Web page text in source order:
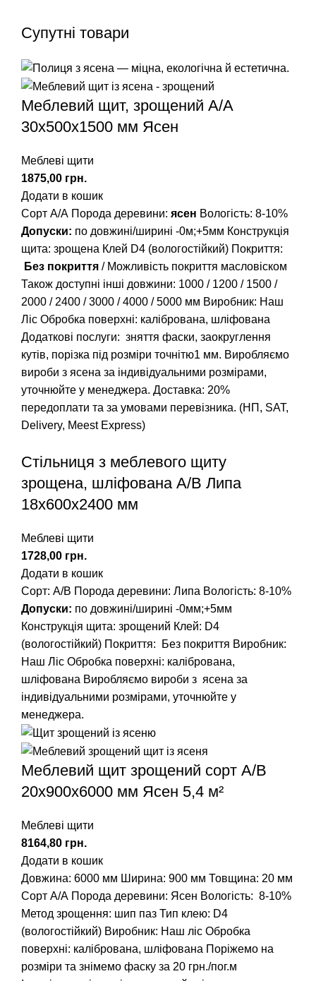
Супутні товари
Меблевий щит, зрощений A/А
30х500х1500 мм Ясен
Меблеві щити
грн.
Додати в кошик
Сорт А/А Порода деревини: ясен Вологість: 8-10%
Допуски: по довжині/ширині -0м;+5мм Конструкція
щита: зрощена Клей D4 (вологостійкий) Покриття:
Без покриття / Можливість покриття масловіском
Також доступні інші довжини: 1000 / 1200 / 1500 /
2000 / 2400 /3000 /4000 /5000 мм Виробник: Наш
Ліс Обробка поверхні: калібрована, шліфована
Додаткові послуги: зняття фаски, заокруглення
кутів, порізка під розміри точнітю1 мм. Виробляємо
вироби з ясена за індивідуальними розмірами,
уточнюйте у менеджера. Доставка: 20%
передоплати та за умовами перевізника. (НП, SAT,
Delivery, Meest Express)
Стільниця з меблевого щиту
зрощена, шліфована А/В Липа
18х600х2400 мм
Меблеві щити
грн.
Додати в кошик
Сорт: А/В Порода деревини: Липа Вологість: 8-10%
Допуски: по довжині/ширині -0мм;+5мм
Конструкція щита: зрощений Клей: D4
(вологостійкий) Покриття: Без покриття Виробник:
Наш Ліс Обробка поверхні: калібрована,
шліфована Виробляємо вироби з ясена за
індивідуальними розмірами, уточнюйте у
менеджера.
Меблевий щит зрощений сорт А/В
20х900х6000 мм Ясен 5,4 м²
Меблеві щити
грн.
Додати в кошик
Довжина: 6000 мм Ширина: 900 мм Товщина: 20 мм
Сорт А/А Порода деревини: Ясен Вологість: 8-10%
Метод зрощення: шип паз Тип клею: D4
(вологостійкий) Виробник: Наш ліс Обробка
поверхні: калібрована, шліфована Поріжемо на
розміри та знімемо фаску за 20 грн./пог.м